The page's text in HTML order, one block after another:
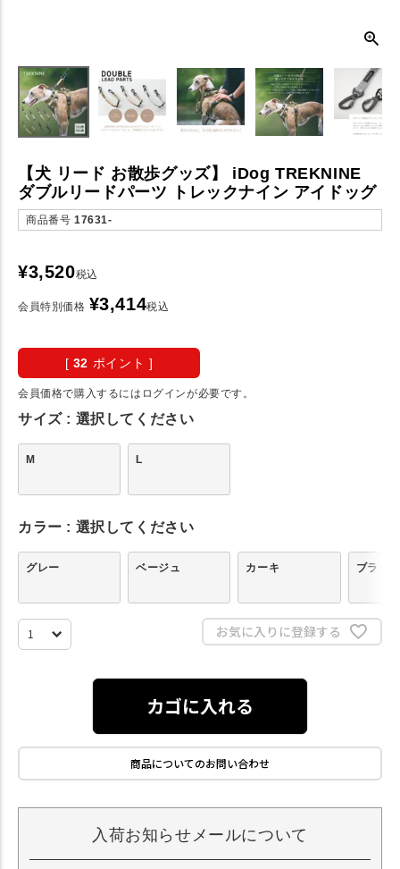
【犬 リード お散歩グッズ】 iDog TREKNINE
ダブルリードパーツ トレックナイン アイドッグ
商品番号 17631-
¥3,520税込
会員特別価格 ¥3,414税込
[ 32 ポイント ]
会員価格で購入するにはログインが必要です。
サイズ 選択してください
M L
カラー 選択してください
グレー ベージュ カーキ ブラック
お気に入りに登録する
カゴに入れる
商品についてのお問い合わせ
入荷お知らせメールについて